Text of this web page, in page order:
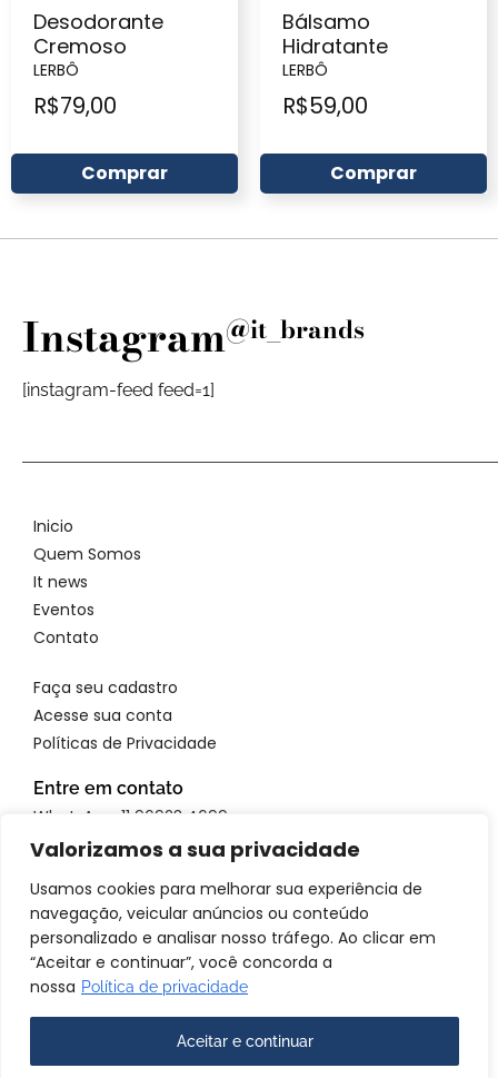
Valorizamos a sua privacidade
Usamos cookies para melhorar sua experiência de
navegação, veicular anúncios ou conteúdo
personalizado e analisar nosso tráfego. Ao clicar em
“Aceitar e continuar”, você concorda a
nossa Política de privacidade
Aceitar e continuar
Desodorante
Cremoso
LERBÔ
R$79,00
Comprar
Bálsamo
Hidratante
LERBÔ
R$59,00
Comprar
Instagram@it_brands
[instagram-feed feed=1]
Inicio
Quem Somos
It news
Eventos
Contato
Faça seu cadastro
Acesse sua conta
Políticas de Privacidade
Entre em contato
WhatsApp: 11 96923 4699
Email: atendimento@itbrandsbr.com
© 2025 IT brands - Todos os direitos reservados. SANTA FOSCA
COMERCIO E SERVICOS LTDA CNPJ: 72.944.390/0001-69